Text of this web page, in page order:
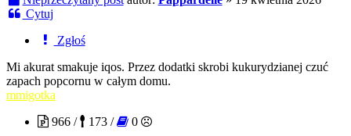
Cytuj
Zgłoś
Mi akurat smakuje iqos. Przez dodatki skrobi kukurydzianej czuć
zapach popcornu w całym domu.
mmigotka
966 /
173 / 0